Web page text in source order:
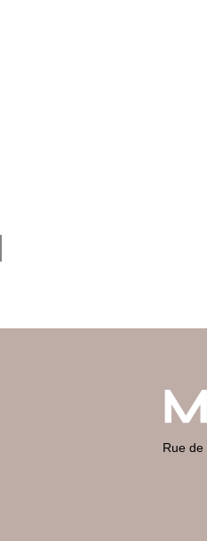
Rue de